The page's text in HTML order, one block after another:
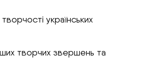
українських
творчих звершень та